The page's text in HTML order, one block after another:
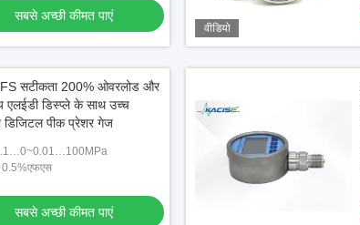
सबसे अच्छी कीमत पाएं
वीडियो
सटीकता 200% ओवरलोड और
एलईडी डिस्प्ले के साथ उच्च
डिजिटल पीक प्रेशर गेज
0.5%एफएस
सबसे अच्छी कीमत पाएं